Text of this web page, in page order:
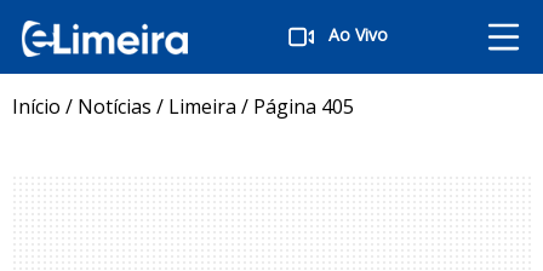
Ao Vivo
Início / Notícias / Limeira / Página 405